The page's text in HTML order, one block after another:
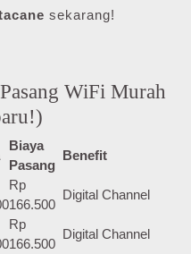
sekarang!
WiFi Murah
Biaya
Pasang
Benefit
Rp
166.500
Digital Channel
Rp
166.500
Digital Channel